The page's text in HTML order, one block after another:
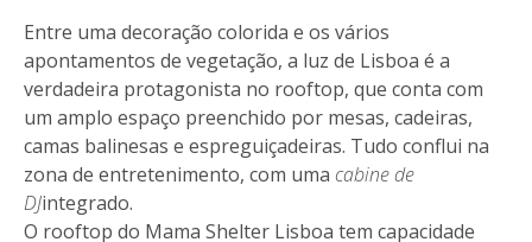
Entre uma decoração colorida e os vários
apontamentos de vegetação, a luz de Lisboa é a
verdadeira protagonista no rooftop, que conta com
um amplo espaço preenchido por mesas, cadeiras,
camas balinesas e espreguiçadeiras. Tudo conflui na
zona de entretenimento, com uma cabine de
DJintegrado.
O rooftop do Mama Shelter Lisboa tem capacidade